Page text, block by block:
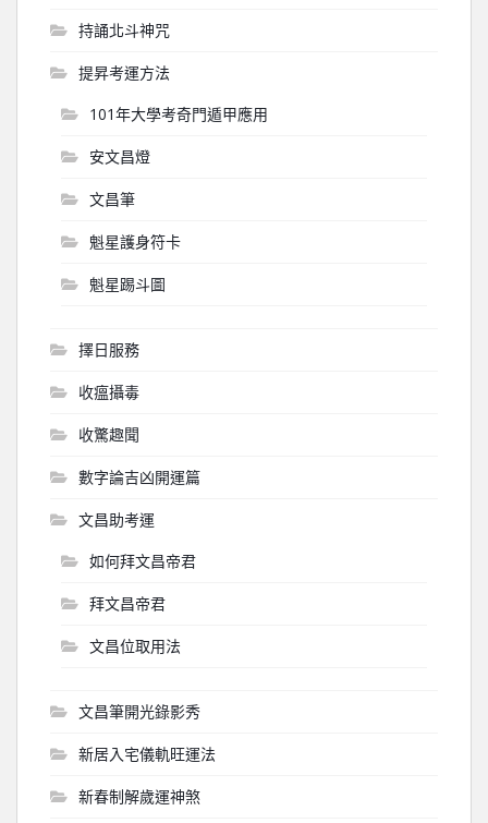
持誦北斗神咒
提昇考運方法
101年大學考奇門遁甲應用
安文昌燈
文昌筆
魁星護身符卡
魁星踢斗圖
擇日服務
收瘟攝毒
收驚趣聞
數字論吉凶開運篇
文昌助考運
如何拜文昌帝君
拜文昌帝君
文昌位取用法
文昌筆開光錄影秀
新居入宅儀軌旺運法
新春制解歲運神煞